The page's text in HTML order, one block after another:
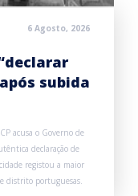
6 Agosto, 2026
subida
acusa o Governo de
declaração de
registou a maior
distrito portuguesas.